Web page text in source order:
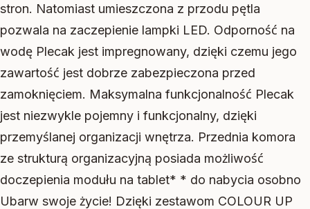
stron. Natomiast umieszczona z przodu pętla
pozwala na zaczepienie lampki LED. Odporność na
wodę Plecak jest impregnowany, dzięki czemu jego
zawartość jest dobrze zabezpieczona przed
zamoknięciem. Maksymalna funkcjonalność Plecak
jest niezwykle pojemny i funkcjonalny, dzięki
przemyślanej organizacji wnętrza. Przednia komora
ze strukturą organizacyjną posiada możliwość
doczepienia modułu na tablet* * do nabycia osobno
Ubarw swoje życie! Dzięki zestawom COLOUR UP